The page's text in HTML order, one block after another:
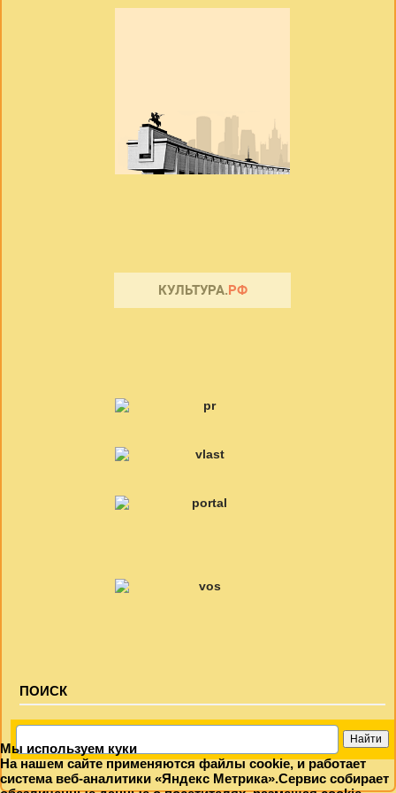
Мы используем куки
На нашем сайте применяются файлы cookie, и работает
система веб-аналитики «Яндекс Метрика».Сервис собирает
ПОИСК